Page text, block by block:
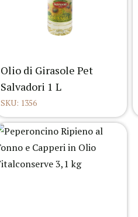
Olio di Girasole Pet
Salvadori 1 L
SKU: 1356